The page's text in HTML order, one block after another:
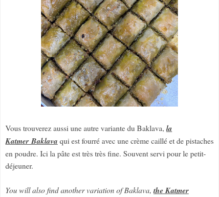
Vous trouverez aussi une autre variante du Baklava, la
Katmer Baklava qui est fourré avec une crème caillé et de pistaches
en poudre. Ici la pâte est très très fine. Souvent servi pour le petit-
déjeuner.
You will also find another variation of Baklava, the Katmer